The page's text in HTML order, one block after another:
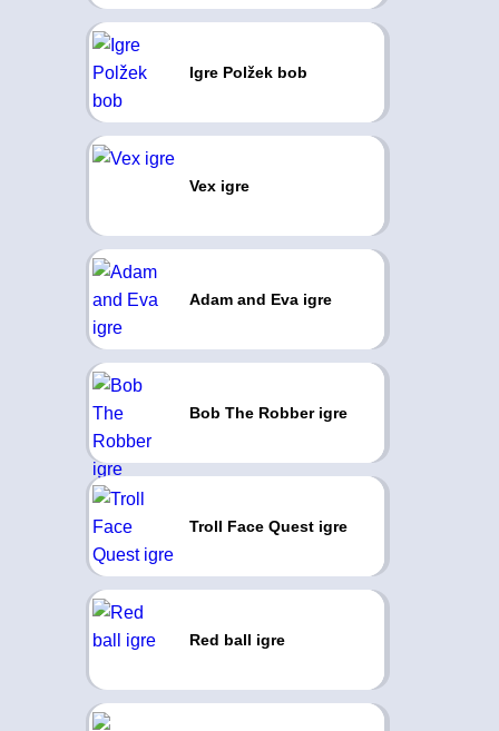
Igre Polžek bob
Vex igre
Adam and Eva igre
Bob The Robber igre
Troll Face Quest igre
Red ball igre